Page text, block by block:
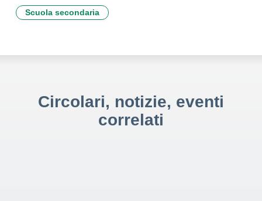
Scuola secondaria
Circolari, notizie, eventi
correlati